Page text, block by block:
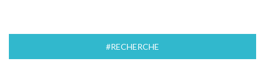
#RECHERCHE